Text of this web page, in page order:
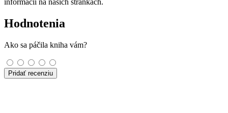
informácií na našich stránkach.
Hodnotenia
Ako sa páčila kniha vám?
Pridať recenziu